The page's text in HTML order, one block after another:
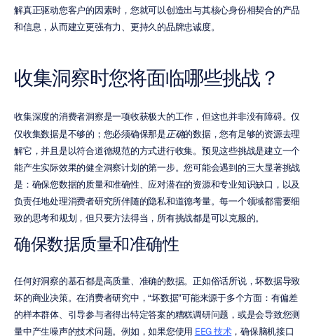
解真正驱动您客户的因素时，您就可以创造出与其核心身份相契合的产品
和信息，从而建立更强有力、更持久的品牌忠诚度。
收集洞察时您将面临哪些挑战？
收集深度的消费者洞察是一项收获极大的工作，但这也并非没有障碍。仅
仅收集数据是不够的；您必须确保那是正确的数据，您有足够的资源去理
解它，并且是以符合道德规范的方式进行收集。预见这些挑战是建立一个
能产生实际效果的健全洞察计划的第一步。您可能会遇到的三大显著挑战
是：确保您数据的质量和准确性、应对潜在的资源和专业知识缺口，以及
负责任地处理消费者研究所伴随的隐私和道德考量。每一个领域都需要细
致的思考和规划，但只要方法得当，所有挑战都是可以克服的。
确保数据质量和准确性
任何好洞察的基石都是高质量、准确的数据。正如俗话所说，坏数据导致
坏的商业决策。在消费者研究中，“坏数据”可能来源于多个方面：有偏差
的样本群体、引导参与者得出特定答案的糟糕调研问题，或是会导致您测
量中产生噪声的技术问题。例如，如果您使用 EEG 技术，确保脑机接口